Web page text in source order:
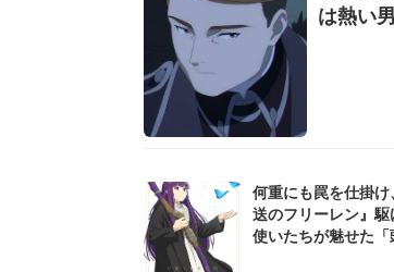
は熱い
何重にも罠を仕掛
送のフリーレン』
使いたちが魅せた「